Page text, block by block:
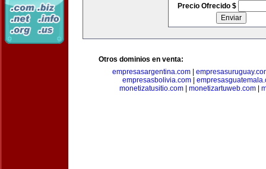
Precio Ofrecido $
Otros dominios en venta:
empresasargentina.com|
empresasbolivia.com
monetizatusitio.com
monetizartuweb.com